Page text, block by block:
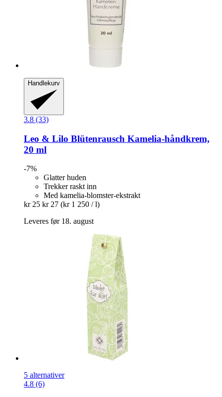
Handlekurv
3.8 (33)
Leo & Lilo Blütenrausch Kamelia-​håndkrem,
20 ml
-7%
Glatter huden
Trekker raskt inn
Med kamelia-blomster-ekstrakt
kr 25 kr 27 (kr 1 250 / l)
Leveres før 18. august
5 alternativer
4.8 (6)